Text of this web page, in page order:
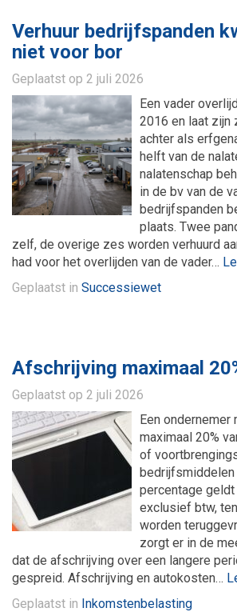
Verhuur bedrijfspanden
niet voor bor
Geplaatst op 2 juli 2026
Een vader
2016 en laat zijn
achter als
helft van de
nalatenschap
in de bv van de
bedrijfspanden
plaats. Twee
zelf, de overige zes worden verhuurd
had voor het overlijden van de vader…
Geplaatst in Successiewet
Afschrijving maximaal
Geplaatst op 2 juli 2026
Een ondernemer
maximaal 20%
of
percentage
exclusief btw,
worden
zorgt er in de
dat de afschrijving over een langere
gespreid. Afschrijving en autokosten…
Geplaatst in Inkomstenbelasting